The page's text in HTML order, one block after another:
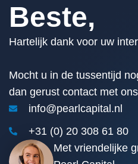
Beste,
Hartelijk dank voor uw
Mocht u in de tussentijd
dan gerust contact met
info@pearlcapital.nl
+31 (0) 20 308 61 80
Met vriendelijke